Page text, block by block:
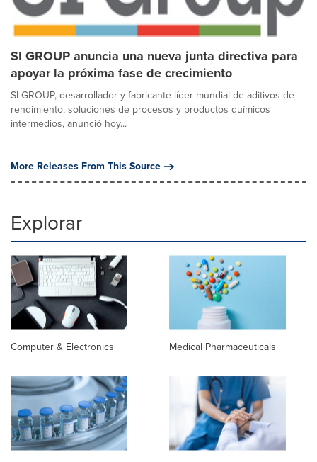
SI GROUP anuncia una nueva junta directiva para
apoyar la próxima fase de crecimiento
SI GROUP, desarrollador y fabricante líder mundial de aditivos de
rendimiento, soluciones de procesos y productos químicos
intermedios, anunció hoy...
More Releases From This Source
Explorar
Computer & Electronics Medical Pharmaceuticals